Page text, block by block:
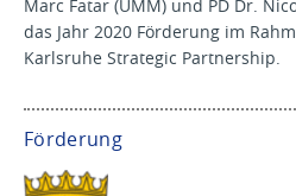
Marc Fatar (UMM) und PD Dr.
das Jahr 2020 Förderung im
Karlsruhe Strategic Partnership.
Förderung